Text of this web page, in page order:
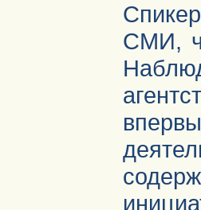
СМИ,